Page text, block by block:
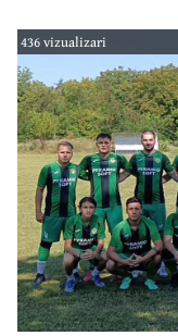
436 vizualizari